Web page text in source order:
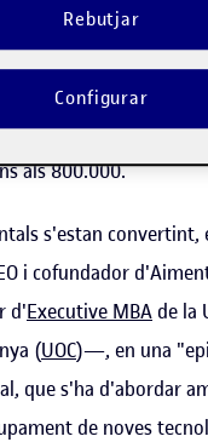
tal de fer-ne un
que planteja
emprenedor ha
finançadors privats,
als 800.000.
s'estan convertint,
i cofundador
d'Executive MBA de la
(UOC)—, en una
que s'ha d'abordar
de noves
Rebutjar
Configurar